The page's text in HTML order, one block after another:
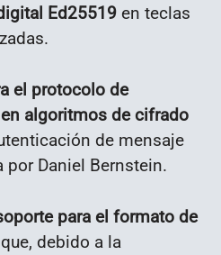
Ed25519 en teclas
el protocolo de
algoritmos de cifrado
de mensaje
Daniel Bernstein.
para el formato de
que, debido a la